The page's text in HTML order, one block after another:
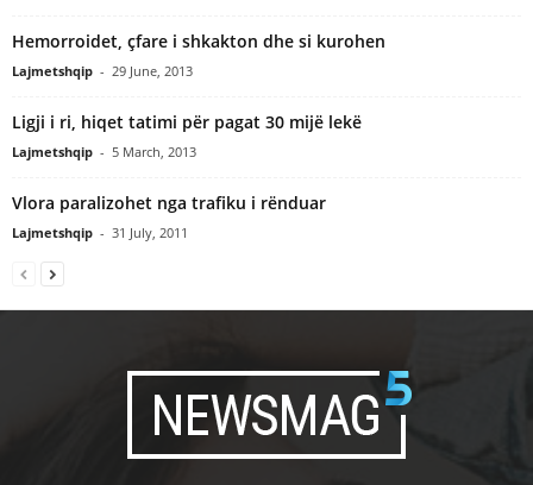
Hemorroidet, çfare i shkakton dhe si kurohen
Lajmetshqip - 29 June, 2013
Ligji i ri, hiqet tatimi për pagat 30 mijë lekë
Lajmetshqip - 5 March, 2013
Vlora paralizohet nga trafiku i rënduar
Lajmetshqip - 31 July, 2011